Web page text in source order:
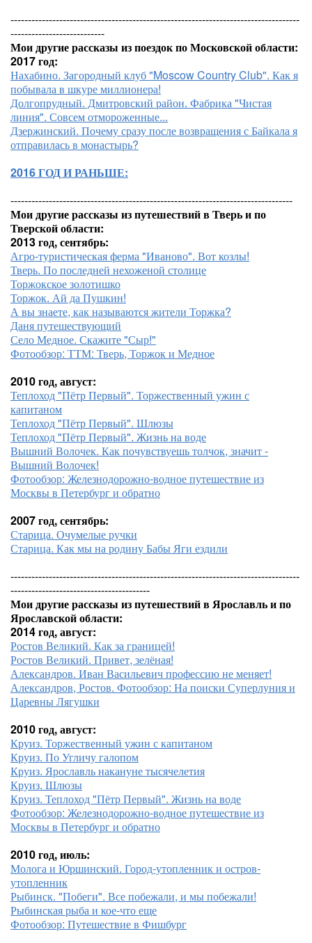
-----------------------------------------------------------------------------------
---------------------------
Мои другие рассказы из поездок по Московской области:
2017 год:
Нахабино. Загородный клуб "Moscow Country Club". Как я
побывала в шкуре миллионера!
Долгопрудный. Дмитровский район. Фабрика "Чистая
линия". Совсем отмороженные...
Дзержинский. Почему сразу после возвращения с Байкала я
отправилась в монастырь?
2016 ГОД И РАНЬШЕ:
---------------------------------------------------------------------------------
Мои другие рассказы из путешествий в Тверь и по
Тверской области:
2013 год, сентябрь:
Агро-туристическая ферма "Иваново". Вот козлы!
Тверь. По последней нехоженой столице
Торжокское золотишко
Торжок. Ай да Пушкин!
А вы знаете, как называются жители Торжка?
Даня путешествующий
Село Медное. Скажите "Сыр!"
Фотообзор: ТТМ: Тверь, Торжок и Медное
2010 год, август:
Теплоход "Пётр Первый". Торжественный ужин с
капитаном
Теплоход "Пётр Первый". Шлюзы
Теплоход "Пётр Первый". Жизнь на воде
Вышний Волочек. Как почувствуешь толчок, значит -
Вышний Волочек!
Фотообзор: Железнодорожно-водное путешествие из
Москвы в Петербург и обратно
2007 год, сентябрь:
Старица. Очумелые ручки
Старица. Как мы на родину Бабы Яги ездили
-----------------------------------------------------------------------------------
----------------------------------------
Мои другие рассказы из путешествий в Ярославль и по
Ярославской области:
2014 год, август:
Ростов Великий. Как за границей!
Ростов Великий. Привет, зелёная!
Александров. Иван Васильевич профессию не меняет!
Александров, Ростов. Фотообзор: На поиски Суперлуния и
Царевны Лягушки
2010 год, август:
Круиз. Торжественный ужин с капитаном
Круиз. По Угличу галопом
Круиз. Ярославль накануне тысячелетия
Круиз. Шлюзы
Круиз. Теплоход "Пётр Первый". Жизнь на воде
Фотообзор: Железнодорожно-водное путешествие из
Москвы в Петербург и обратно
2010 год, июль:
Молога и Юршинский. Город-утопленник и остров-
утопленник
Рыбинск. "Побеги". Все побежали, и мы побежали!
Рыбинская рыба и кое-что еще
Фотообзор: Путешествие в Фишбург